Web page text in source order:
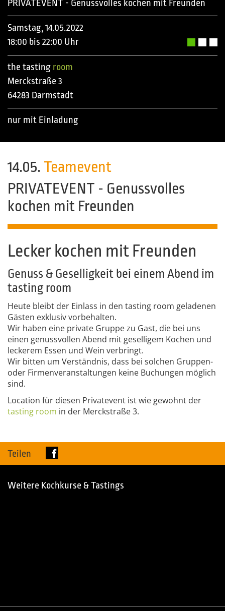
PRIVATEVENT - Genussvolles kochen mit Freunden
Samstag, 14.05.2022
18:00 bis 22:00 Uhr
the tasting room
Merckstraße 3
64283 Darmstadt
nur mit Einladung
14.05. Teamevent
PRIVATEVENT - Genussvolles
kochen mit Freunden
Lecker kochen mit Freunden
Genuss & Geselligkeit bei einem Abend im
tasting room
Heute bleibt der Einlass in den tasting room geladenen
Gästen exklusiv vorbehalten.
Wir haben eine private Gruppe zu Gast, die bei uns
einen genussvollen Abend mit geselligem Kochen und
leckerem Essen und Wein verbringt.
Wir bitten um Verständnis, dass bei solchen Gruppen-
oder Firmenveranstaltungen keine Buchungen möglich
sind.
Location für diesen Privatevent ist wie gewohnt der
tasting room in der Merckstraße 3.
Teilen
Weitere Kochkurse & Tastings